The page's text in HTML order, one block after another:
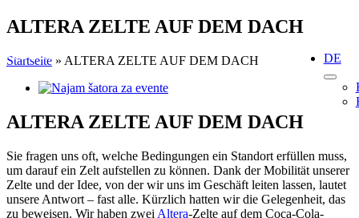
Skip
to
DE
ALTERA ZELTE AUF DEM DACH
Startseite » ALTERA ZELTE AUF DEM DACH
View
Image
ALTERA ZELTE AUF DEM DACH
Sie fragen uns oft, welche Bedingungen ein Standort erfüllen muss,
um darauf ein Zelt aufstellen zu können. Dank der Mobilität unserer
Zelte und der Idee, von der wir uns im Geschäft leiten lassen, lautet
unsere Antwort – fast alle. Kürzlich hatten wir die Gelegenheit, das
zu beweisen. Wir haben zwei Altera-Zelte auf dem Coca-Cola-